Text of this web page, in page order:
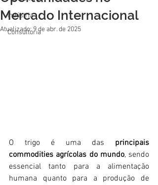
Indústria
Consultoria
Mercado Internacional
Atualizado:9 de abr. de 2025
O trigo é uma das principais
commodities agrícolas do mundo, sendo
essencial tanto para a alimentação
humana quanto para a produção de